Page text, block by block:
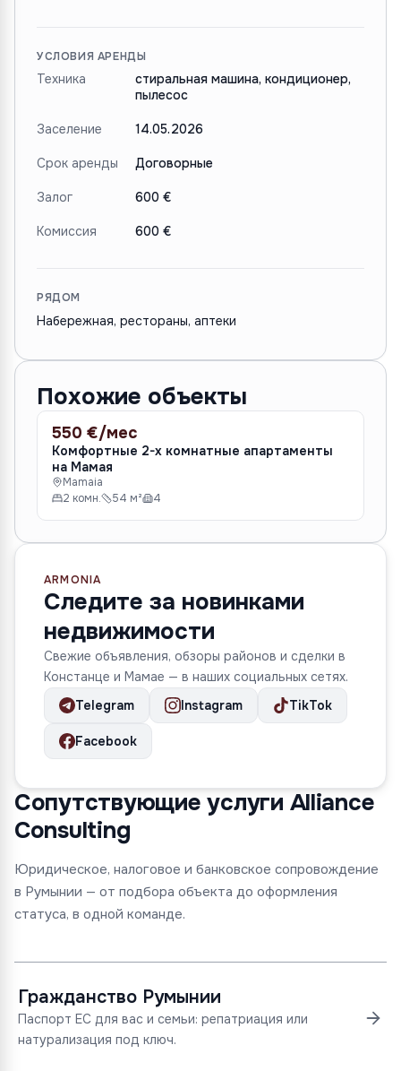
УСЛОВИЯ АРЕНДЫ
Техника
стиральная машина, кондиционер,
пылесос
Заселение 14.05.2026
Срок аренды Договорные
Залог 600 €
Комиссия 600 €
РЯДОМ
Набережная, рестораны, аптеки
Похожие объекты
АРЕНДА
550 €/мес
Комфортные 2-х комнатные апартаменты
на Мамая
Mamaia
2 комн.
54 м² 4
ARMONIA
Следите за новинками
недвижимости
Свежие объявления, обзоры районов и сделки в
Констанце и Мамае — в наших социальных сетях.
Telegram
Instagram TikTok
Facebook
Сопутствующие услуги Alliance
Consulting
Юридическое, налоговое и банковское сопровождение
в Румынии — от подбора объекта до оформления
статуса, в одной команде.
Гражданство Румынии
Паспорт ЕС для вас и семьи: репатриация или
натурализация под ключ.